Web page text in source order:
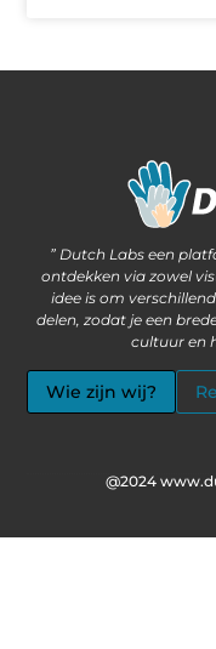
” Dutch Labs een
ontdekken via zowel
idee is om
delen, zodat je een
cultuur en
Wie zijn wij?
@2024